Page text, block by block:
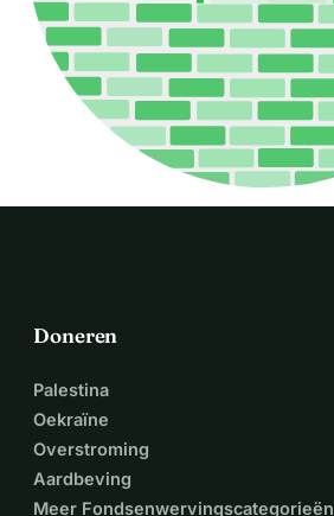
Doneren
Palestina
Oekraïne
Overstroming
Aardbeving
Meer Fondsenwervingscategorieën